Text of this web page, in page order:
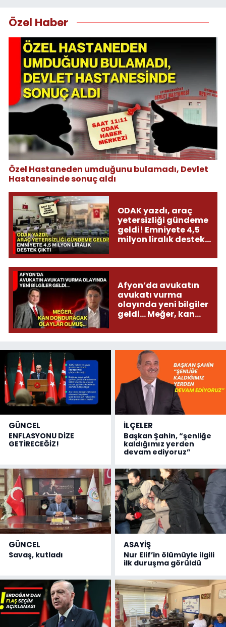
Özel Haber
Özel Hastaneden umduğunu bulamadı, Devlet
Hastanesinde sonuç aldı
ODAK yazdı, araç
yetersizliği gündeme
geldi! Emniyete 4,5
milyon liralık destek
Afyon’da avukatın
avukatı vurma
olayında yeni bilgiler
geldi... Meğer, kan
olmuş...
GÜNCEL
ENFLASYONU DİZE
GETİRECEĞİZ!
İLÇELER
Başkan Şahin, “şenliğe
kaldığımız yerden
devam ediyoruz”
GÜNCEL
Savaş, kutladı
ASAYİŞ
Nur Elif’in ölümüyle ilgili
ilk duruşma görüldü